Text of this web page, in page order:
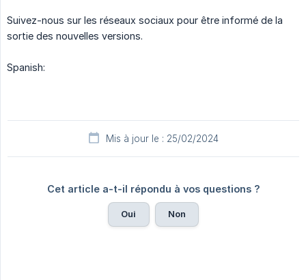
Suivez-nous sur les réseaux sociaux pour être informé de la
sortie des nouvelles versions.
Spanish:
Mis à jour le : 25/02/2024
Cet article a-t-il répondu à vos questions ?
Oui Non